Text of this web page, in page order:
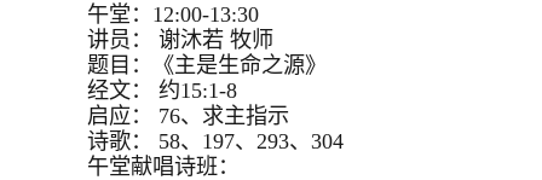
午堂：12:00-13:30
讲员：
谢沐若 牧师
题目：
《主是生命之源》
经文：
约15:1-8
启应：
76、求主指示
诗歌：
58、197、293、 304
午堂献唱诗班：